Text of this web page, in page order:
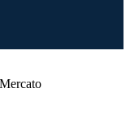
Mercato